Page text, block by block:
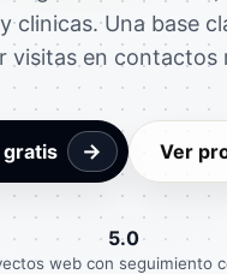
clinicas. Una base
visitas en contactos
→ Ver
5.0
web con seguimiento